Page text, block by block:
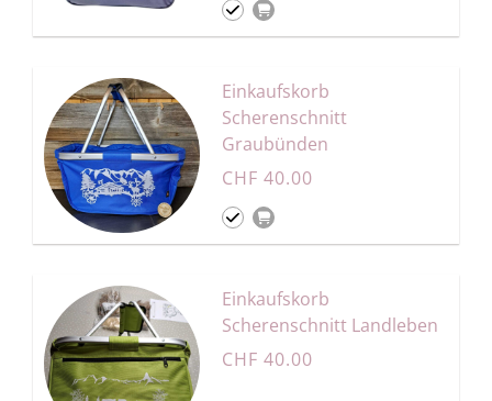
Einkaufskorb
Scherenschnitt
Graubünden
CHF 40.00
Einkaufskorb
Scherenschnitt Landleben
CHF 40.00